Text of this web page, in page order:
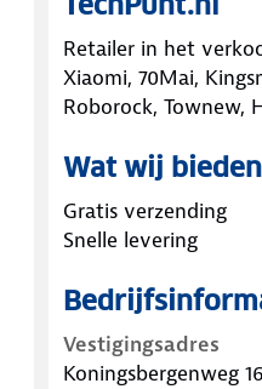
Retailer in het
Xiaomi, 70Mai,
Roborock, Townew,
Wat wij bieden
Gratis verzending
Snelle levering
Vestigingsadres
Koningsbergenweg